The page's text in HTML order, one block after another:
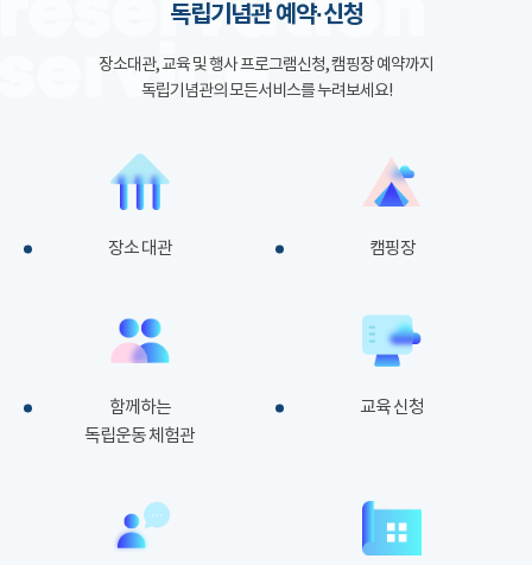
독립기념관 예약·신청
장소대관, 교육 및 행사 프로그램신청, 캠핑장 예약까지
독립기념관의 모든서비스를 누려보세요!
장소 대관 캠핑장
함께하는
독립운동 체험관
교육 신청